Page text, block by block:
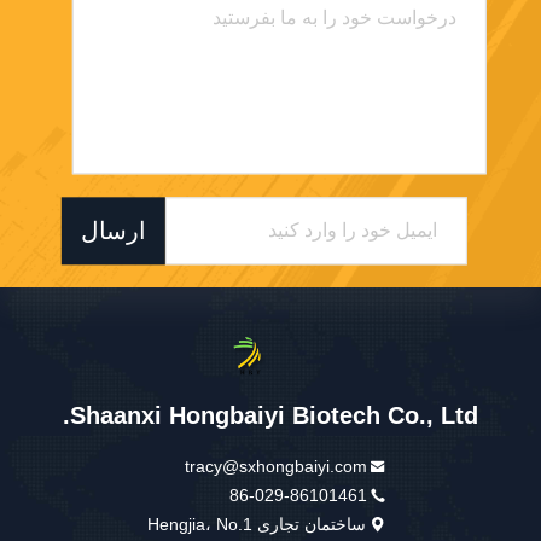
ارسال
Shaanxi Hongbaiyi Biotech Co., Ltd.
tracy@sxhongbaiyi.com
86-029-86101461
ساختمان تجاری Hengjia، No.1